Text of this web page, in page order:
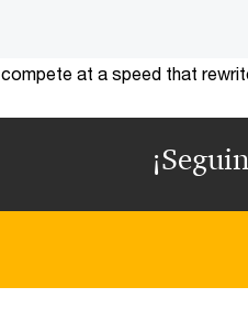
compete at a speed that